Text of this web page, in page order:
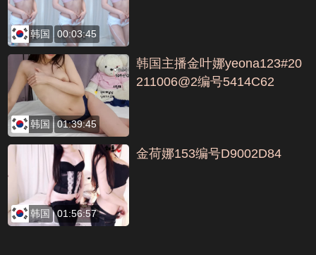
韩国 00:03:45
韩国 01:39:45
韩国主播金叶娜yeona123#20
211006@2编号5414C62
韩国 01:56:57
金荷娜153编号D9002D84